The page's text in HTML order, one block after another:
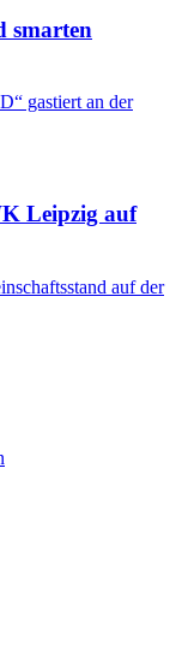
smarten
gastiert an der
Leipzig auf
auf der